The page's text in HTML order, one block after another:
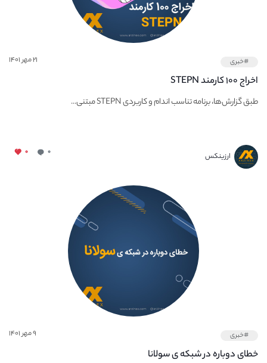
#خبری ۲۱ مهر ۱۴۰۱
اخراج ۱۰۰ کارمند STEPN
طبق گزارش‌ها، برنامه تناسب اندام و کاربردی STEPN مبتنی...
ارزینکس ۰ ۰
#خبری ۹ مهر ۱۴۰۱
خطای دوباره در شبکه ی سولانا